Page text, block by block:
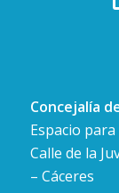
Concejalía
Espacio
Calle de la
– Cáceres